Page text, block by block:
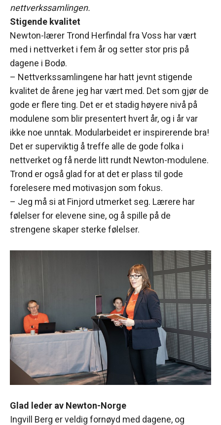
nettverkssamlingen.
Stigende kvalitet
Newton-lærer Trond Herfindal fra Voss har vært
med i nettverket i fem år og setter stor pris på
dagene i Bodø.
– Nettverkssamlingene har hatt jevnt stigende
kvalitet de årene jeg har vært med. Det som gjør de
gode er flere ting. Det er et stadig høyere nivå på
modulene som blir presentert hvert år, og i år var
ikke noe unntak. Modularbeidet er inspirerende bra!
Det er superviktig å treffe alle de gode folka i
nettverket og få nerde litt rundt Newton-modulene.
Trond er også glad for at det er plass til gode
forelesere med motivasjon som fokus.
– Jeg må si at Finjord utmerket seg. Lærere har
følelser for elevene sine, og å spille på de
strengene skaper sterke følelser.
Glad leder av Newton-Norge
Ingvill Berg er veldig fornøyd med dagene, og